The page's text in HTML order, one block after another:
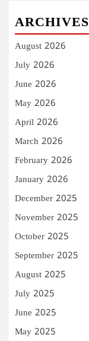
ARCHIVES
August 2026
July 2026
June 2026
May 2026
April 2026
March 2026
February 2026
January 2026
December 2025
November 2025
October 2025
September 2025
August 2025
July 2025
June 2025
May 2025